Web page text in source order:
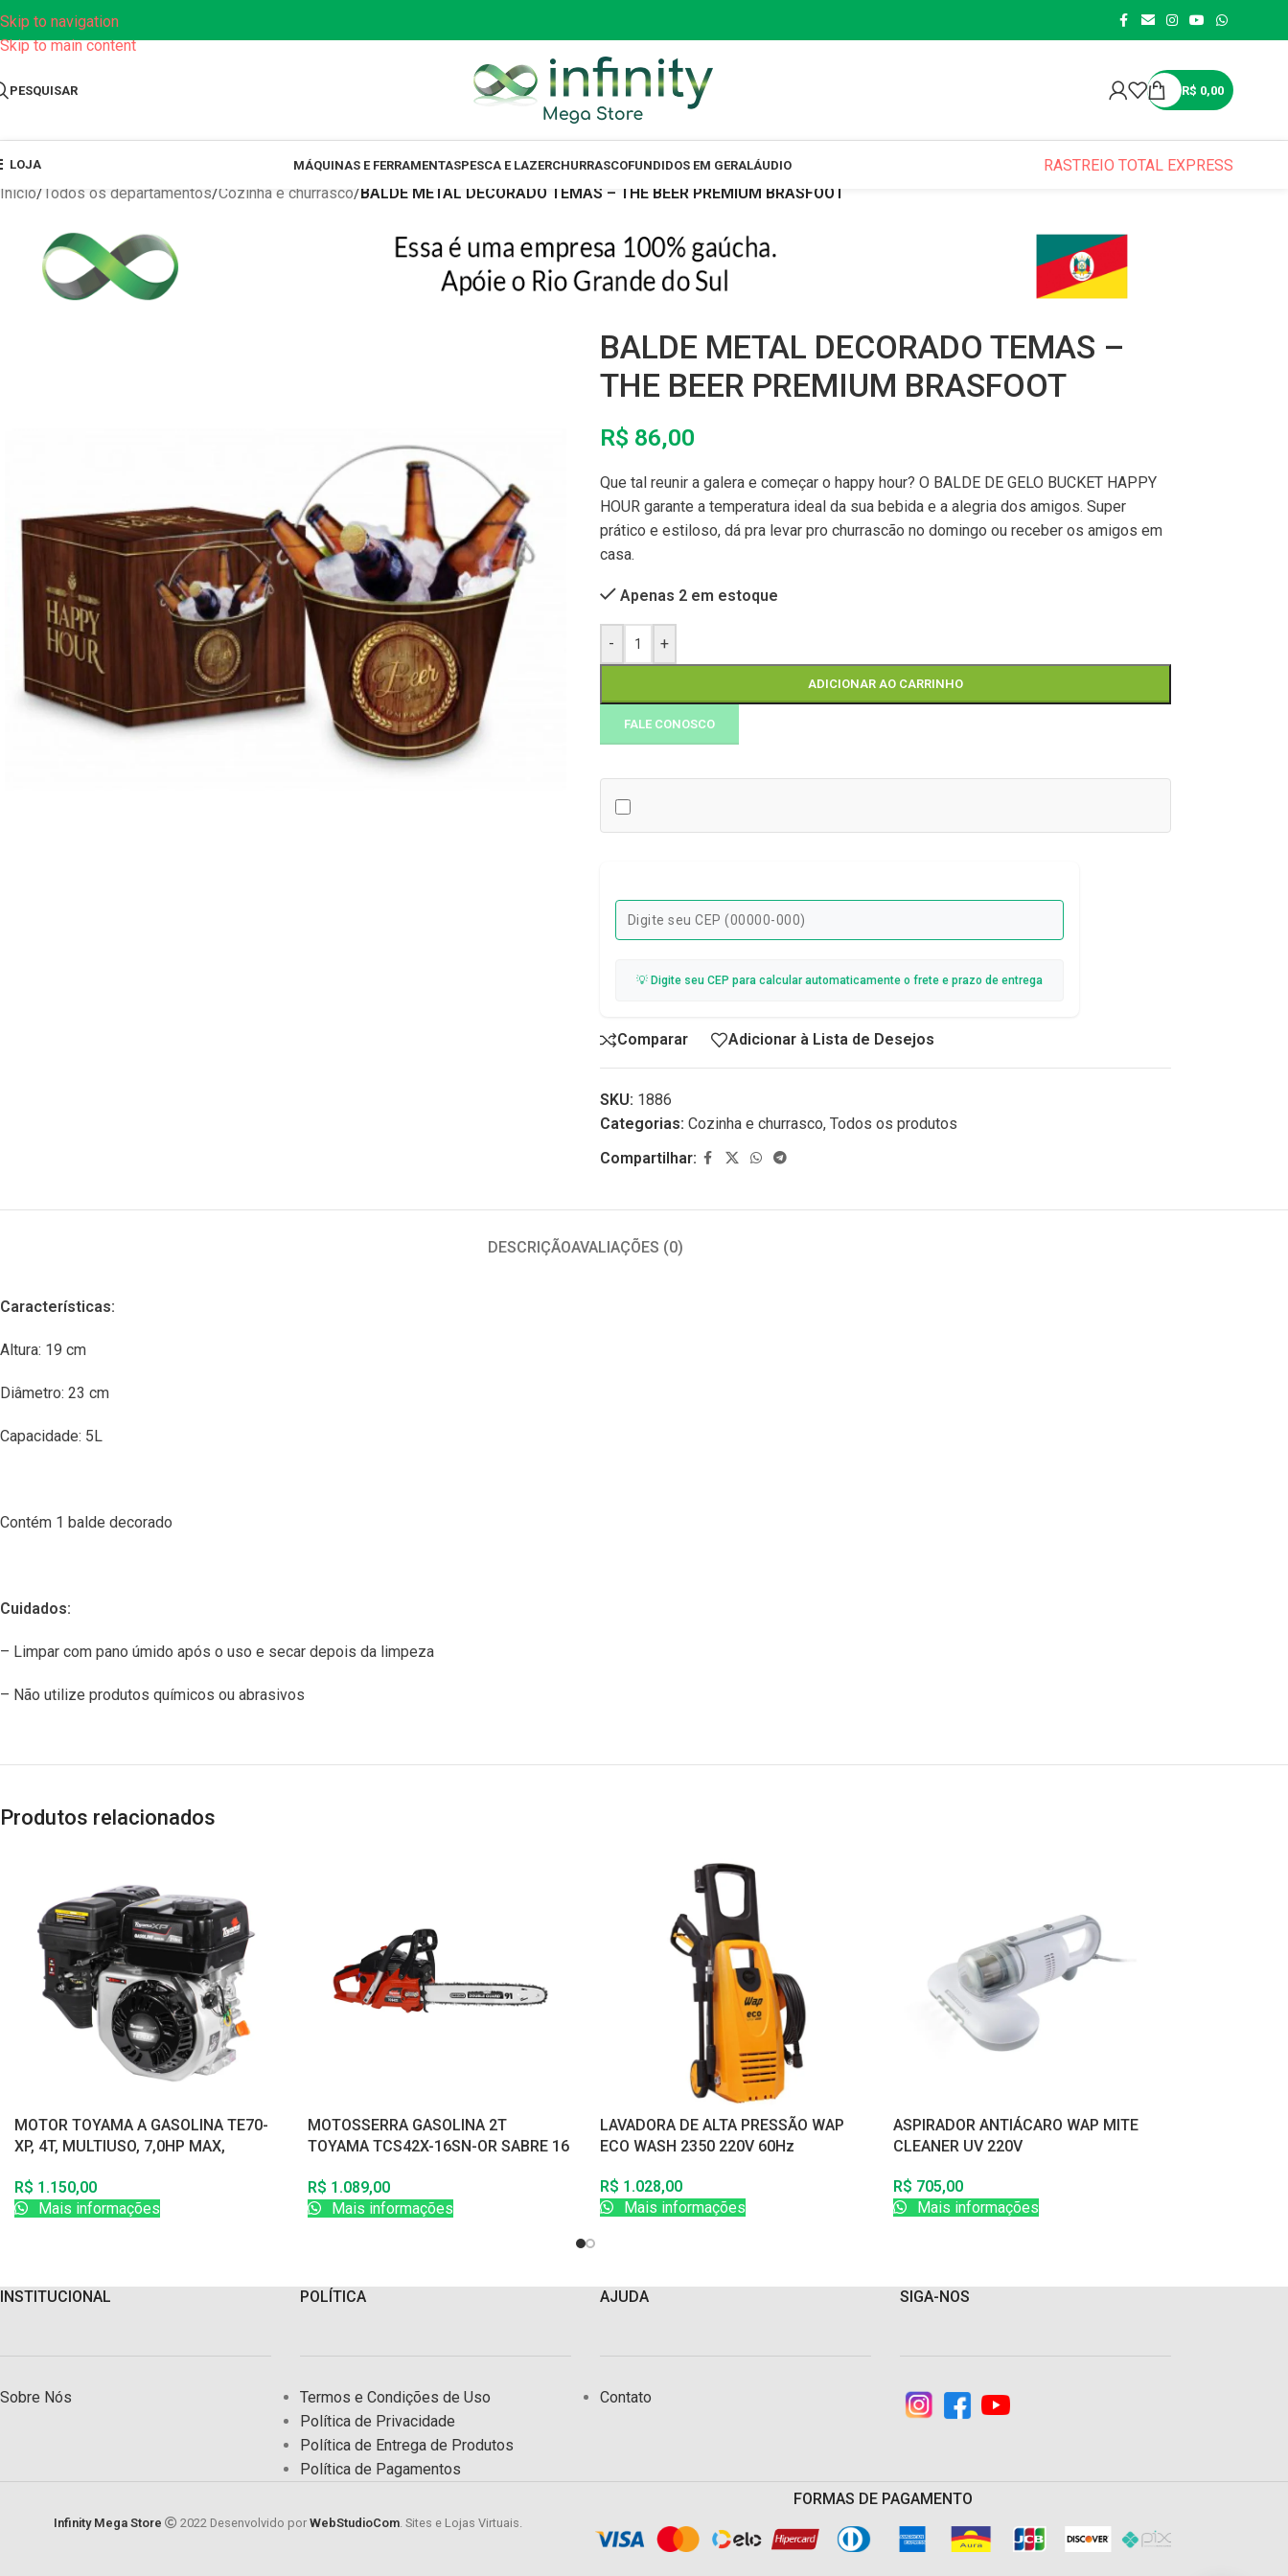
Skip to navigation
Skip to main content
PESQUISAR R$ 0,00
LOJA MÁQUINAS E FERRAMENTASPESCA E LAZERCHURRASCOFUNDIDOS EM GERALÁUDIO
RASTREIO TOTAL EXPRESS
Início/ Todos os departamentos/Cozinha e churrasco/BALDE METAL DECORADO TEMAS – THE BEER PREMIUM BRASFOOT
BALDE METAL DECORADO TEMAS –
THE BEER PREMIUM BRASFOOT
R$ 86,00
Que tal reunir a galera e começar o happy hour? O BALDE DE GELO BUCKET HAPPY
HOUR garante a temperatura ideal da sua bebida e a alegria dos amigos. Super
prático e estiloso, dá pra levar pro churrascão no domingo ou receber os amigos em
casa.
Apenas 2 em estoque
- +
ADICIONAR AO CARRINHO
FALE CONOSCO
💡 Digite seu CEP para calcular automaticamente o frete e prazo de entrega
Comparar Adicionar à Lista de Desejos
SKU: 1886
Categorias: Cozinha e churrasco, Todos os produtos
Compartilhar:
DESCRIÇÃOAVALIAÇÕES (0)
Características:
Altura: 19 cm
Diâmetro: 23 cm
Capacidade: 5L
Contém 1 balde decorado
Cuidados:
– Limpar com pano úmido após o uso e secar depois da limpeza
– Não utilize produtos químicos ou abrasivos
Produtos relacionados
MOTOR TOYAMA A GASOLINA TE70-
XP, 4T, MULTIUSO, 7,0HP MAX,
SENSOR DE OLEO
R$ 1.150,00
Mais informações
MOTOSSERRA GASOLINA 2T
TOYAMA TCS42X-16SN-OR SABRE 16
R$ 1.089,00
Mais informações
LAVADORA DE ALTA PRESSÃO WAP
ECO WASH 2350 220V 60Hz
R$ 1.028,00
Mais informações
ASPIRADOR ANTIÁCARO WAP MITE
CLEANER UV 220V
R$ 705,00
Mais informações
INSTITUCIONAL
Sobre Nós
POLÍTICA
Termos e Condições de Uso
Política de Privacidade
Política de Entrega de Produtos
Política de Pagamentos
AJUDA
Contato
SIGA-NOS
Infinity Mega Store 2022 Desenvolvido por WebStudioCom. Sites e Lojas Virtuais.
FORMAS DE PAGAMENTO